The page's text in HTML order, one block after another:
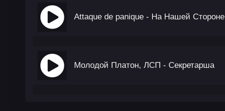
Attaque de panique - На Нашей Стороне
Молодой Платон, ЛСП - Секретарша